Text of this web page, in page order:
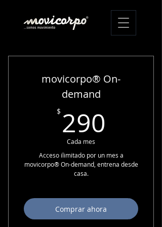
movicorpo® On-
demand
$ 290
Cada mes
Acceso ilimitado por un mes a
movicorpo® On-demand, entrena desde
casa.
Comprar ahora